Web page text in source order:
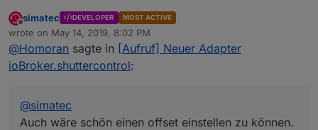
Habe jetzt doch mal schnell vom tablet eine
Installation gesucht wo ich den Adapter installieren
konnte, damit ich mitreden kann.
Das erste das mir auffiel ist der Reiter Astro.
Aber ich finde nirgendwo eine Einstellung wann
Offline
simatec DEVELOPER MOST ACTIVE
wrote on May 14, 2019, 8:02 PM
last edited by
@Homoran sagte in [Aufruf] Neuer Adapter
ioBroker.shuttercontrol:
@simatec
Auch wäre schön einen offset einstellen zu können.